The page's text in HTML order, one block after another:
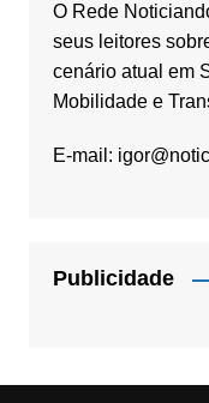
O Rede
seus leitores
cenário atual em
Mobilidade e
E-mail:
Publicidade